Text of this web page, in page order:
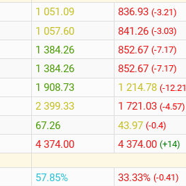
1 051.09
1 057.60
1 384.26
1 384.26
1 908.73
2 399.33
67.26
4 374.00
57.85%
836.93 (-3.21)
841.26 (-3.03)
852.67 (-7.17)
852.67 (-7.17)
1 214.78 (-
1 721.03 (-4.57)
43.97 (-0.4)
4 374.00 (+14)
33.33% (-0.41)